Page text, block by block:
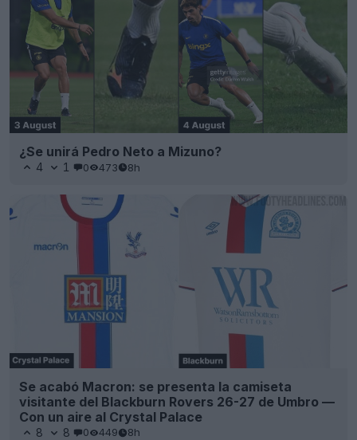
¿Se unirá Pedro Neto a Mizuno?
4 1 0 473 8h
Se acabó Macron: se presenta la camiseta
visitante del Blackburn Rovers 26-27 de Umbro —
Con un aire al Crystal Palace
8 8 0 449 8h